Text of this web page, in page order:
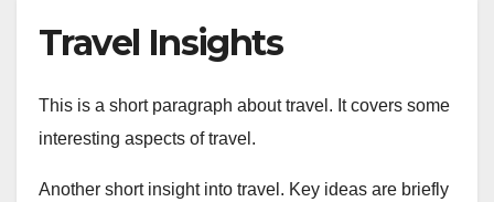
Travel Insights
This is a short paragraph about travel. It covers some
interesting aspects of travel.
Another short insight into travel. Key ideas are briefly